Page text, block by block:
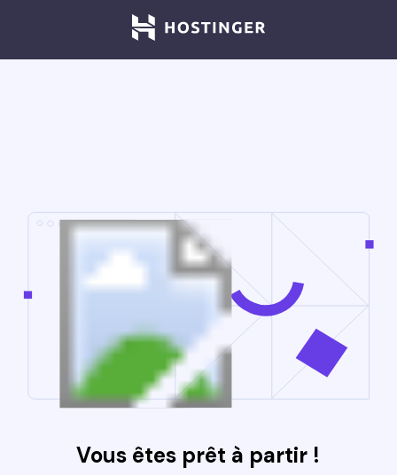
Vous êtes prêt à partir !